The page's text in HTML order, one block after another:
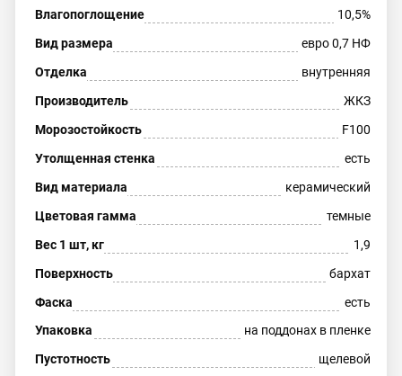
Влагопоглощение
10,5%
Вид размера
евро 0,7 НФ
Отделка
внутренняя
Производитель
ЖКЗ
Морозостойкость
F100
Утолщенная стенка
есть
Вид материала
керамический
Цветовая гамма
темные
Вес 1 шт, кг
1,9
Поверхность
бархат
Фаска
есть
Упаковка
на поддонах в пленке
Пустотность
щелевой